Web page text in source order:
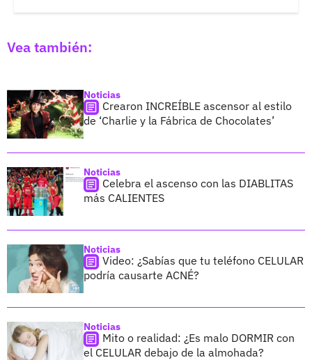
Vea también:
Noticias
Crearon INCREÍBLE ascensor al estilo
de ‘Charlie y la Fábrica de Chocolates’
Noticias
Celebra el ascenso con las DIABLITAS
más CALIENTES
Noticias
Video: ¿Sabías que tu teléfono CELULAR
podría causarte ACNÉ?
Noticias
Mito o realidad: ¿Es malo DORMIR con
el CELULAR debajo de la almohada?